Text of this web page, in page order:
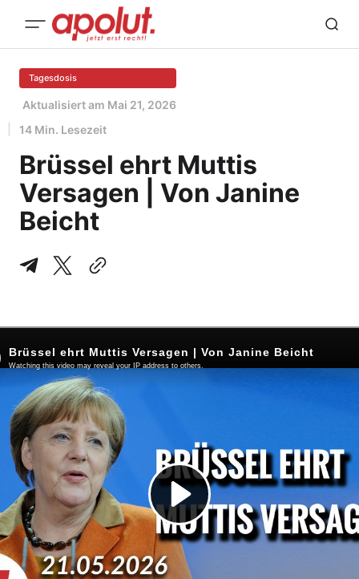
Tagesdosis
Aktualisiert am Mai 21, 2026
14 Min. Lesezeit
Brüssel ehrt Muttis
Versagen | Von Janine
Beicht